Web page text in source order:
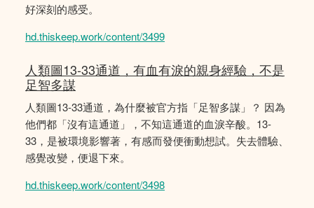
好深刻的感受。
hd.thiskeep.work/content/3499
人類圖13-33通道，有血有淚的親身經驗，不是
足智多謀
人類圖13-33通道，為什麼被官方指「足智多謀」？ 因為
他們都「沒有這通道」，不知這通道的血淚辛酸。13-
33，是被環境影響著，有感而發便衝動想試。失去體驗、
感覺改變，便退下來。
hd.thiskeep.work/content/3498